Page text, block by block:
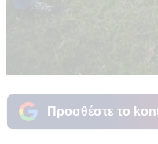
Προσθέστε το